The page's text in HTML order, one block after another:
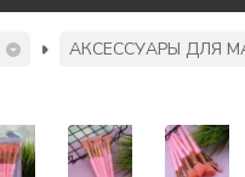
АКСЕССУАРЫ ДЛЯ